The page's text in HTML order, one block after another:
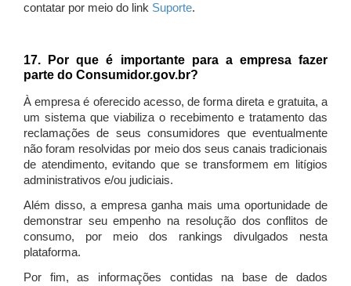
contatar por meio do link Suporte.
17. Por que é importante para a empresa fazer
parte do Consumidor.gov.br?
À empresa é oferecido acesso, de forma direta e gratuita, a
um sistema que viabiliza o recebimento e tratamento das
reclamações de seus consumidores que eventualmente
não foram resolvidas por meio dos seus canais tradicionais
de atendimento, evitando que se transformem em litígios
administrativos e/ou judiciais.
Além disso, a empresa ganha mais uma oportunidade de
demonstrar seu empenho na resolução dos conflitos de
consumo, por meio dos rankings divulgados nesta
plataforma.
Por fim, as informações contidas na base de dados